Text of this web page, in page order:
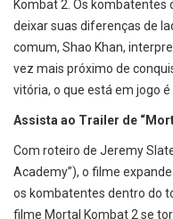
Kombat 2. Os kombatentes
deixar suas diferenças de
comum, Shao Khan,
vez mais próximo de
vitória, o que está em jogo
Assista ao Trailer de
Com roteiro de Jeremy
Academy”), o filme
os kombatentes dentro do
filme Mortal Kombat 2 se